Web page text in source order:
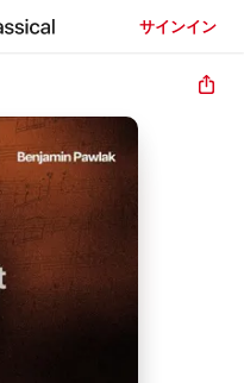
サインイン